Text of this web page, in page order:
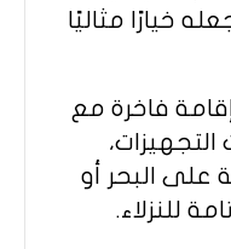
خيارًا مثاليًا
فاخرة مع
على البحر أو
للنزلاء.